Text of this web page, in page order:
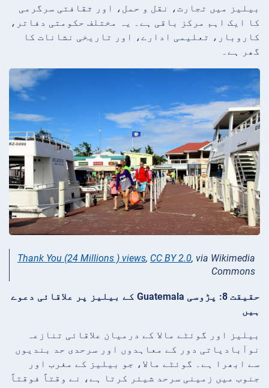
بیلیز میں تجارت، نقل و حمل، اور ثقافتی سرگرمی
کا ایک اہم مرکز باقی ہے۔ یہ مختلف حکومتی دفاتر،
کاروبار، تعلیمی ادارے، اور تاریخی نشانات کا
گھر ہے۔
Thank You (24 Millions ) views, CC BY 2.0, via Wikimedia
Commons
حقیقت 8: پڑوسی Guatemala کے بیلیز پر علاقائی دعوے
ہیں
بیلیز اور گوئٹے مالا کے درمیان علاقائی تنازعہ
نوآبادیاتی دور کے معاہدوں اور سرحدی حد بندیوں
سے ابھرا ہے۔ گوئٹے مالا، جو بیلیز کے مغرب اور
جنوب میں زمینی سرحد شیئر کرتا ہے، نے وقتاً فوقتاً